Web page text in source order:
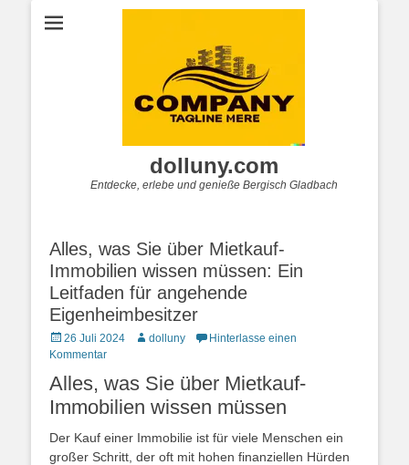
dolluny.com
Entdecke, erlebe und genieße Bergisch Gladbach
Alles, was Sie über Mietkauf-
Immobilien wissen müssen: Ein
Leitfaden für angehende
Eigenheimbesitzer
Posted
on
26 Juli 2024 Autordolluny
Hinterlasse einen
Kommentar
Alles, was Sie über Mietkauf-
Immobilien wissen müssen
Der Kauf einer Immobilie ist für viele Menschen ein
großer Schritt, der oft mit hohen finanziellen Hürden